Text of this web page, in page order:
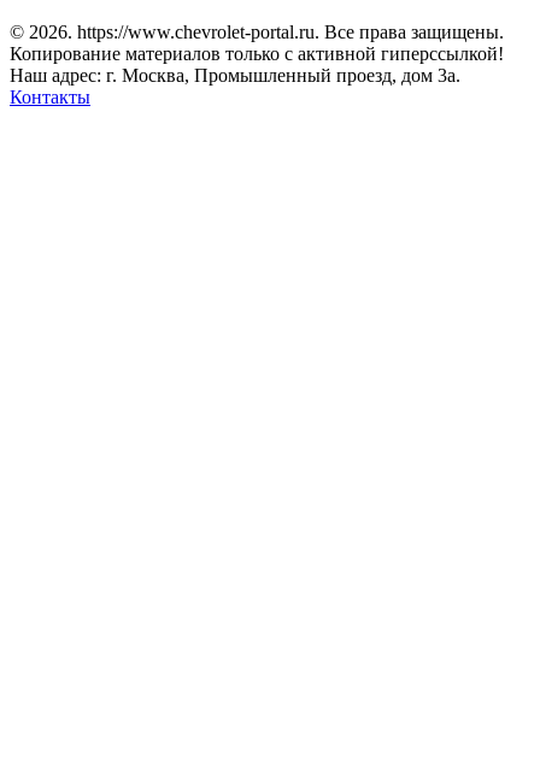
© 2026. https://www.chevrolet-portal.ru. Все права защищены.
Копирование материалов только с активной гиперссылкой!
Наш адрес: г. Москва, Промышленный проезд, дом 3а.
Контакты